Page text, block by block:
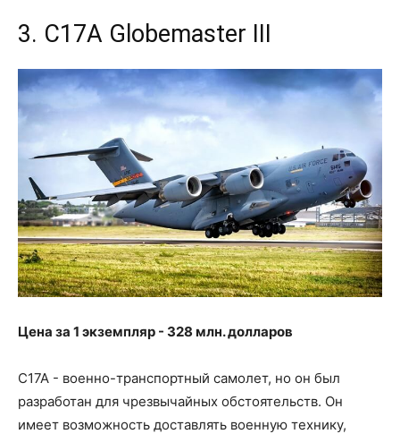
3. C17A Globemaster III
Цена за 1 экземпляр - 328 млн. долларов
C17A - военно-транспортный самолет, но он был
разработан для чрезвычайных обстоятельств. Он
имеет возможность доставлять военную технику,